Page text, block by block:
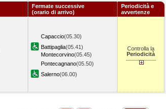
Fermate successive
(orario di arrivo)
Periodicità e
avvertenze
Capaccio(05.30)
Battipaglia(05.41)
Montecorvino(05.45)
Pontecagnano(05.50)
Salerno(06.00)
Controlla la
Periodicità